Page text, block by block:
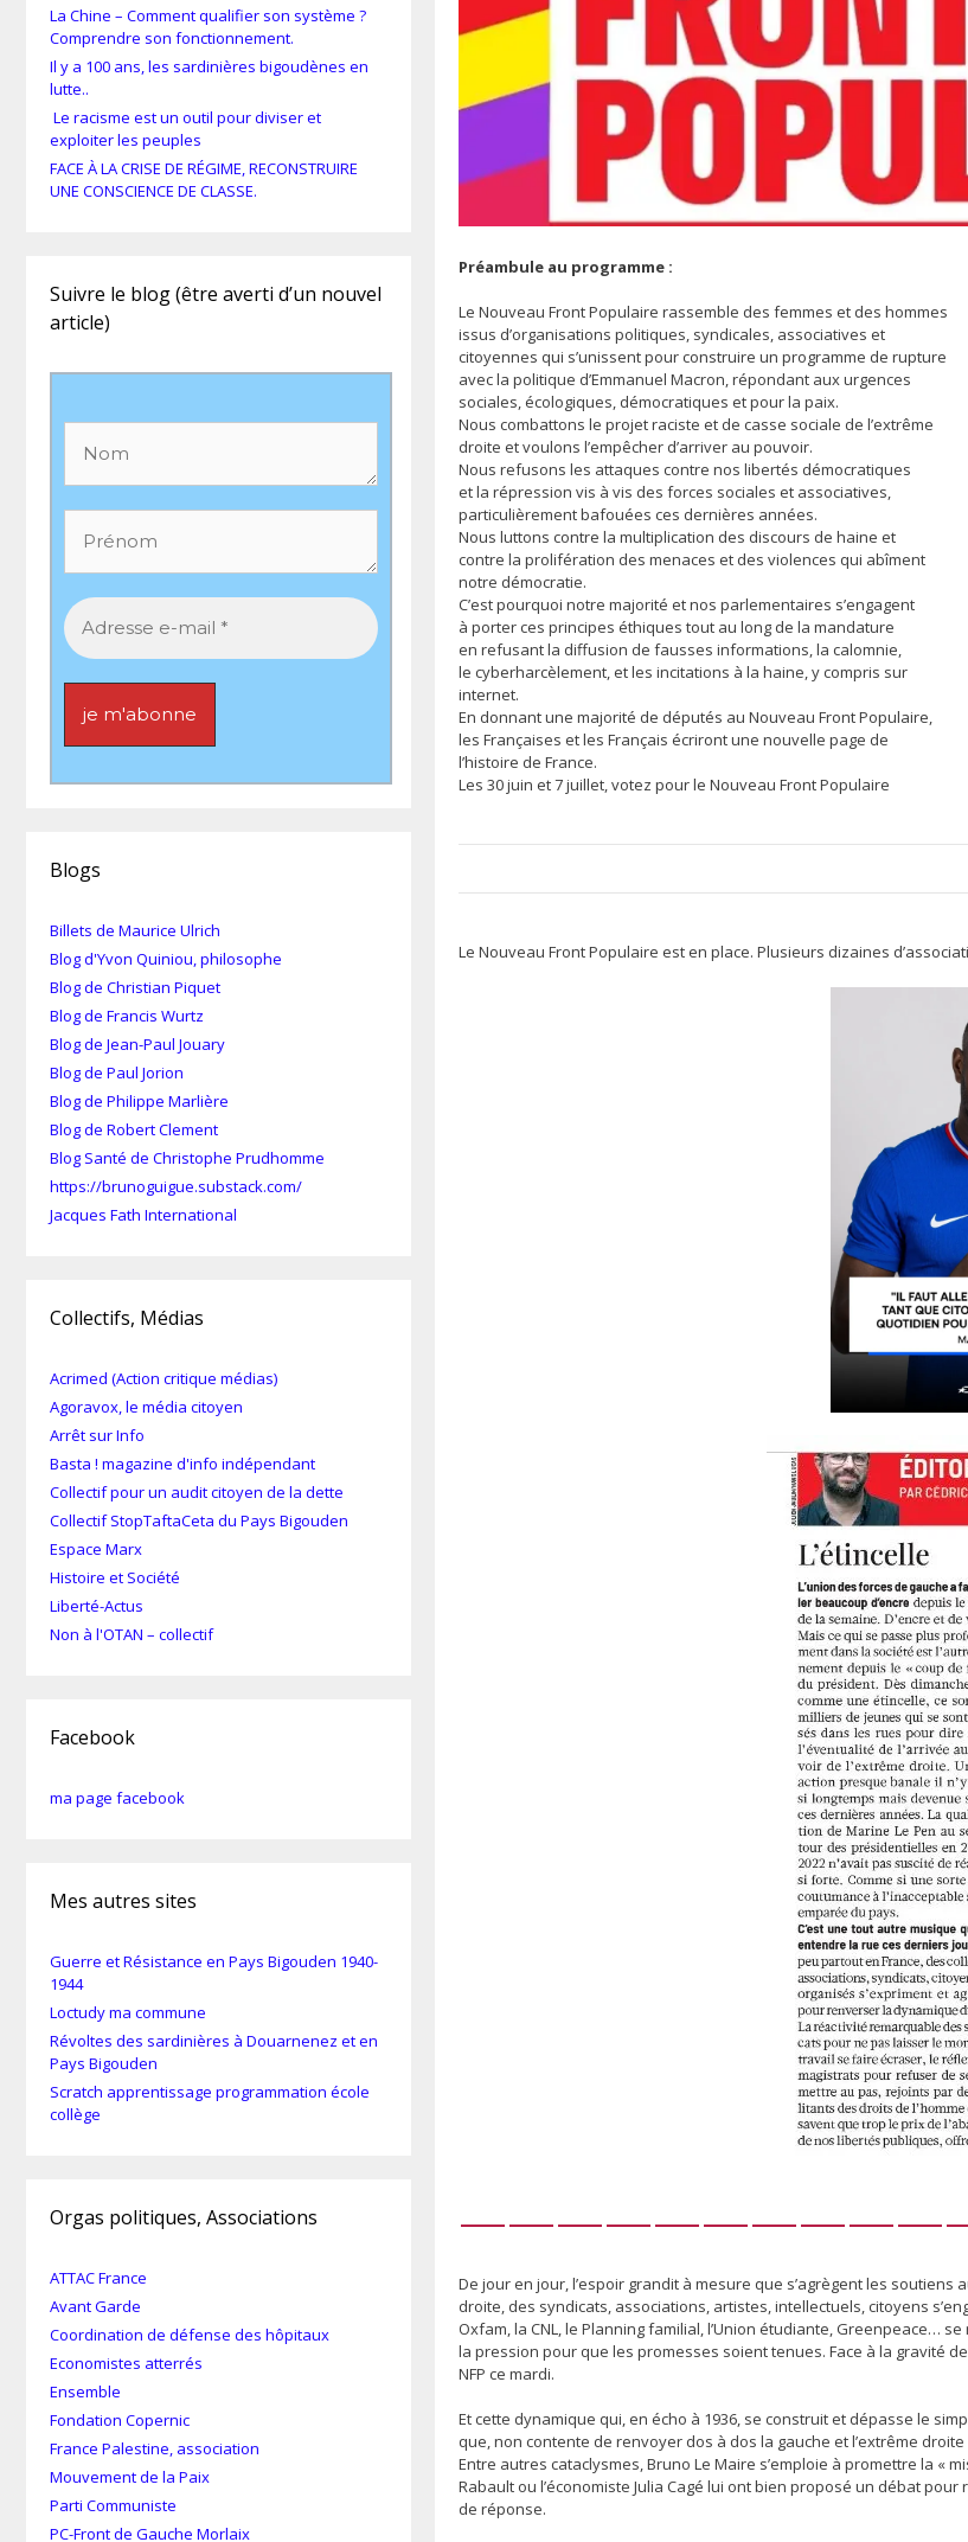
Préambule au programme :
Le Nouveau Front Populaire rassemble des femmes et des hommes
issus d’organisations politiques, syndicales, associatives et
citoyennes qui s’unissent pour construire un programme de rupture
avec la politique d’Emmanuel Macron, répondant aux urgences
sociales, écologiques, démocratiques et pour la paix.
Nous combattons le projet raciste et de casse sociale de l’extrême
droite et voulons l’empêcher d’arriver au pouvoir.
Nous refusons les attaques contre nos libertés démocratiques
et la répression vis à vis des forces sociales et associatives,
particulièrement bafouées ces dernières années.
Nous luttons contre la multiplication des discours de haine et
contre la prolifération des menaces et des violences qui abîment
notre démocratie.
C’est pourquoi notre majorité et nos parlementaires s’engagent
à porter ces principes éthiques tout au long de la mandature
en refusant la diffusion de fausses informations, la calomnie,
le cyberharcèlement, et les incitations à la haine, y compris sur
internet.
En donnant une majorité de députés au Nouveau Front Populaire,
les Françaises et les Français écriront une nouvelle page de
l’histoire de France.
Les 30 juin et 7 juillet, votez pour le Nouveau Front Populaire
Le Nouveau Front Populaire est en place. Plusieurs dizaines
De jour en jour, l’espoir grandit à mesure que s’agrègent les
droite, des syndicats, associations, artistes, intellectuels, citoyens
Oxfam, la CNL, le Planning familial, l’Union étudiante, Greenpeace…
la pression pour que les promesses soient tenues. Face à la gravité
NFP ce mardi.
Et cette dynamique qui, en écho à 1936, se construit et dépasse le
que, non contente de renvoyer dos à dos la gauche et l’extrême
Entre autres cataclysmes, Bruno Le Maire s’emploie à promettre la «
Rabault ou l’économiste Julia Cagé lui ont bien proposé un débat
de réponse.
La Chine – Comment qualifier son système ?
Comprendre son fonctionnement.
Il y a 100 ans, les sardinières bigoudènes en
lutte..
Le racisme est un outil pour diviser et
exploiter les peuples
FACE À LA CRISE DE RÉGIME, RECONSTRUIRE
UNE CONSCIENCE DE CLASSE.
Suivre le blog (être averti d’un nouvel
article)
Blogs
Billets de Maurice Ulrich
Blog d'Yvon Quiniou, philosophe
Blog de Christian Piquet
Blog de Francis Wurtz
Blog de Jean-Paul Jouary
Blog de Paul Jorion
Blog de Philippe Marlière
Blog de Robert Clement
Blog Santé de Christophe Prudhomme
https://brunoguigue.substack.com/
Jacques Fath International
Collectifs, Médias
Acrimed (Action critique médias)
Agoravox, le média citoyen
Arrêt sur Info
Basta ! magazine d'info indépendant
Collectif pour un audit citoyen de la dette
Collectif StopTaftaCeta du Pays Bigouden
Espace Marx
Histoire et Société
Liberté-Actus
Non à l'OTAN – collectif
Facebook
ma page facebook
Mes autres sites
Guerre et Résistance en Pays Bigouden 1940-
1944
Loctudy ma commune
Révoltes des sardinières à Douarnenez et en
Pays Bigouden
Scratch apprentissage programmation école
collège
Orgas politiques, Associations
ATTAC France
Avant Garde
Coordination de défense des hôpitaux
Economistes atterrés
Ensemble
Fondation Copernic
France Palestine, association
Mouvement de la Paix
Parti Communiste
PC-Front de Gauche Morlaix